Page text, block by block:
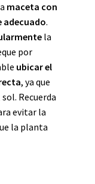
maceta con
adecuado.
la
por
ubicar el
, ya que
Recuerda
evitar la
la planta